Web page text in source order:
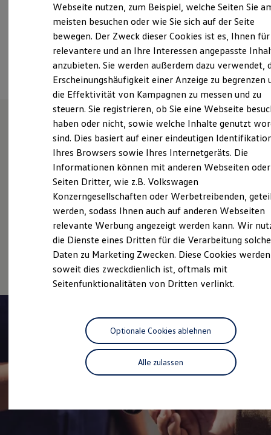
Laden
Laden unterwegs
Laden Zuhause
Ladestationen finden
Ladezeitensimulator
Batterie
Sicherheit
Garantie und Lebensdauer
Nachhaltigkeit
Technologie
Kosten und Kauf
Verbrauchskosten
Kaufoptionen
E-Auto-Förderung
Software und Konnektivität
ID. Software Versionen und Updates
Digitale Extras
Schnittstellen zu Ihrem ID.
Hybridautos
Marke und Erlebnis
Volkswagen R und R Experience
R-Modelle
Driving Experience
Volkswagen entdecken
Lifestyle Shop
T-Roc Kollektion
Golf Kollektion
ID. Kollektion
Volkswagen Kollektion
R-Kollektion
#wedriveproud
Ansprechpartner
Unsere Leistungenim
Überblick
Gebrauchtwagen
Service
Volkswagen Economy
Service
Webseite nutzen, zum Beispiel, welche Seiten Sie
meisten besuchen oder wie Sie sich auf der Seite
bewegen. Der Zweck dieser Cookies ist es, Ihnen für
relevantere und an Ihre Interessen angepasste
anzubieten. Sie werden außerdem dazu verwendet,
Erscheinungshäufigkeit einer Anzeige zu begrenzen
die Effektivität von Kampagnen zu messen und zu
steuern. Sie registrieren, ob Sie eine Webseite
haben oder nicht, sowie welche Inhalte genutzt
sind. Dies basiert auf einer eindeutigen
Ihres Browsers sowie Ihres Internetgeräts. Die
Informationen können mit anderen Webseiten oder
Seiten Dritter, wie z.B. Volkswagen
Konzerngesellschaften oder Werbetreibenden,
werden, sodass Ihnen auch auf anderen Webseiten
relevante Werbung angezeigt werden kann. Wir
die Dienste eines Dritten für die Verarbeitung
Daten zu Marketing Zwecken. Diese Cookies
soweit dies zweckdienlich ist, oftmals mit
Seitenfunktionalitäten von Dritten verlinkt.
Alle zulassen
Optionale Cookies ablehnen